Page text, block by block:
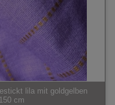
lila mit goldgelben
cm